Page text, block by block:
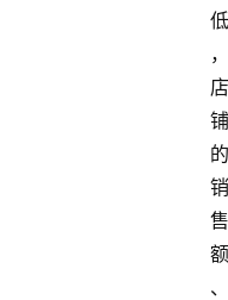
低
，
店
铺
的
销
售
额
、